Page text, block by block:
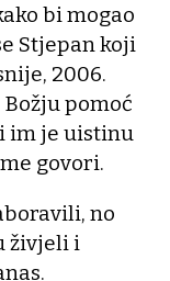
bi mogao
Stjepan koji
2006.
pomoć
im je uistinu
govori.
no
živjeli i